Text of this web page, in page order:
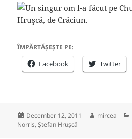
ÎMPĂRTĂȘEȘTE PE:
Facebook Twitter
Posted
on
December 12, 2011 Author
mircea
Norris,Ștefan Hrușcă